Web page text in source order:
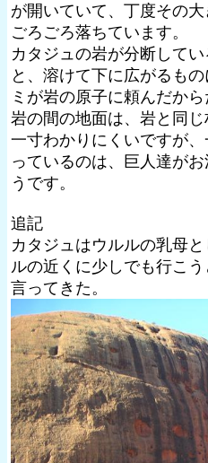
が開いていて、丁度その
ごろごろ落ちています。
カタジュの岩が分断して
と、溶けて下に広がるも
ミが岩の原子に頼んだから
岩の間の地面は、岩と同じ
一寸わかりにくいですが
っているのは、巨人達が
うです。
追記
カタジュはウルルの乳母
ルの近くに少しでも行こ
言ってきた。